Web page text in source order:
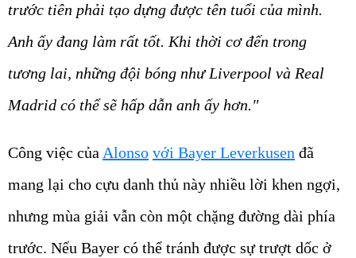
trước tiên phải tạo dựng được tên tuổi của mình.
Anh ấy đang làm rất tốt. Khi thời cơ đến trong
tương lai, những đội bóng như Liverpool và Real
Madrid có thể sẽ hấp dẫn anh ấy hơn."
Công việc của Alonso với Bayer Leverkusen đã
mang lại cho cựu danh thủ này nhiều lời khen ngợi,
nhưng mùa giải vẫn còn một chặng đường dài phía
trước. Nếu Bayer có thể tránh được sự trượt dốc ở